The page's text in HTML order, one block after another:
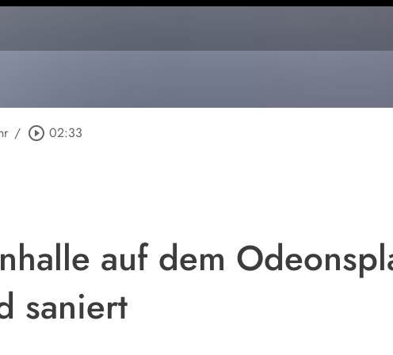
/ play_circle_outline 02:33
auf dem
saniert